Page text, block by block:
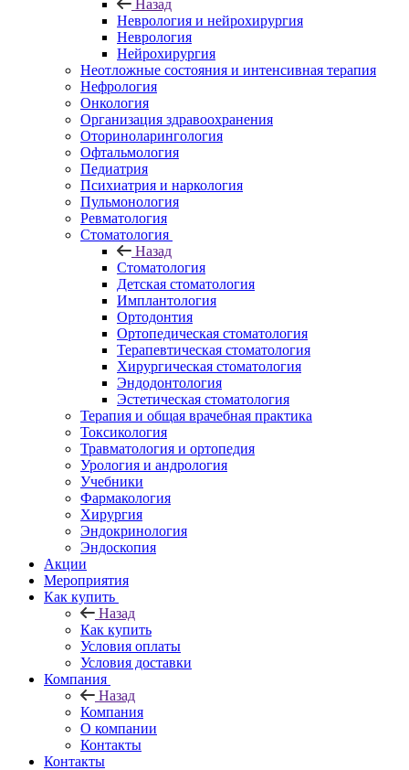
Назад
Неврология и нейрохирургия
Неврология
Нейрохирургия
Неотложные состояния и интенсивная терапия
Нефрология
Онкология
Организация здравоохранения
Оториноларингология
Офтальмология
Педиатрия
Психиатрия и наркология
Пульмонология
Ревматология
Стоматология
Назад
Стоматология
Детская стоматология
Имплантология
Ортодонтия
Ортопедическая стоматология
Терапевтическая стоматология
Хирургическая стоматология
Эндодонтология
Эстетическая стоматология
Терапия и общая врачебная практика
Токсикология
Травматология и ортопедия
Урология и андрология
Учебники
Фармакология
Хирургия
Эндокринология
Эндоскопия
Акции
Мероприятия
Как купить
Назад
Как купить
Условия оплаты
Условия доставки
Компания
Назад
Компания
О компании
Контакты
Контакты